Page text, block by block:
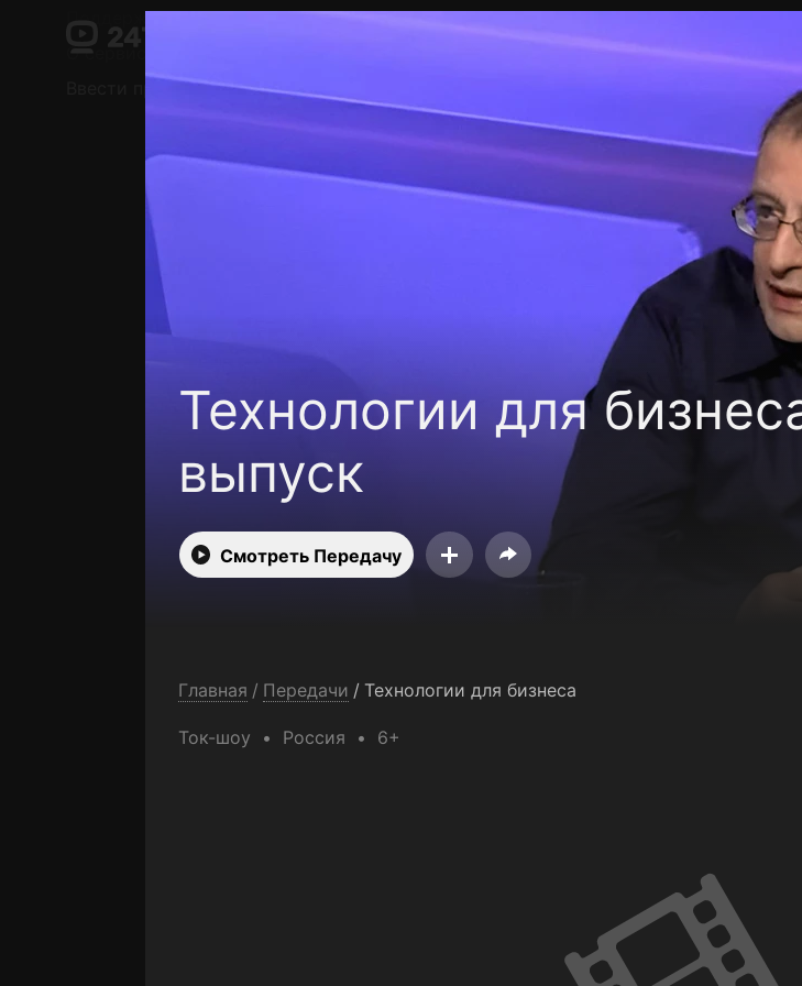
Технологии для
выпуск
Смотреть Передачу
Главная / Передачи / Технологии для бизнеса
Ток-шоу Россия 6+
Поддержка:support@24h.tv
Политика конфиденциальности
Ввести промокод
Установить на ТВ